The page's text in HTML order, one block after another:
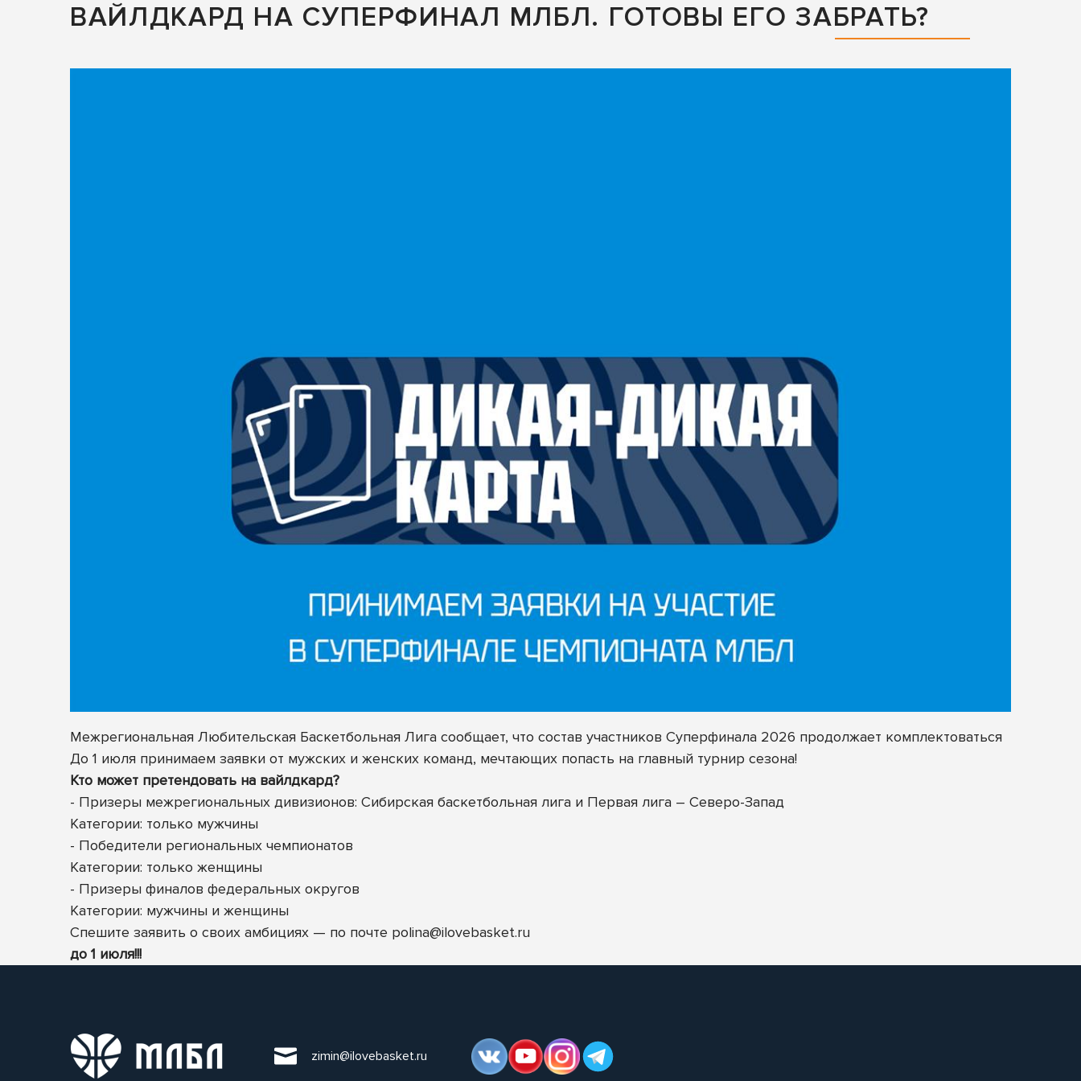
ВАЙЛДКАРД НА СУПЕРФИНАЛ МЛБЛ. ГОТОВЫ ЕГО ЗАБРАТЬ?
Межрегиональная Любительская Баскетбольная Лига сообщает, что состав участников Суперфинала 2026 продолжает комплектоваться
До 1 июля принимаем заявки от мужских и женских команд, мечтающих попасть на главный турнир сезона!
Кто может претендовать на вайлдкард?
- Призеры межрегиональных дивизионов: Сибирская баскетбольная лига и Первая лига – Северо-Запад
Категории: только мужчины
- Победители региональных чемпионатов
Категории: только женщины
- Призеры финалов федеральных округов
Категории: мужчины и женщины
Спешите заявить о своих амбициях — по почте polina@ilovebasket.ru
до 1 июля!!!
zimin@ilovebasket.ru